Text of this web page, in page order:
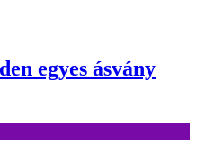
egyes ásvány